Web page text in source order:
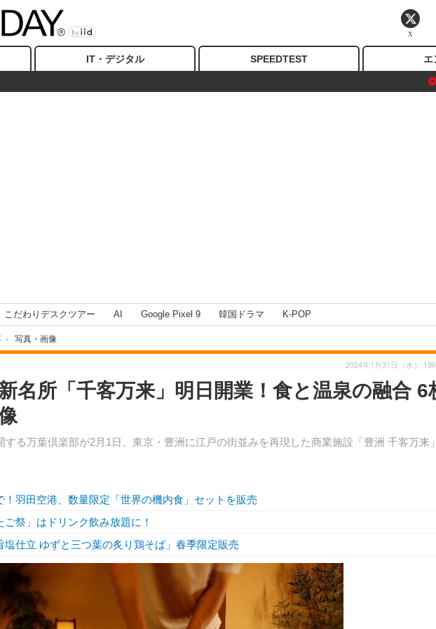
IT・デジタル SPEEDTEST エ
こだわりデスクツアー AI Google Pixel 9 韓国ドラマ K-POP
› 写真・画像
名所「千客万来」明日開業！食と温泉の融合 6
する万葉倶楽部が2月1日、東京・豊洲に江戸の街並みを再現した商業施設「豊洲 千客万来
2024年1月31日（水） 19
！羽田空港、数量限定「世界の機内食」セットを販売
祭」はドリンク飲み放題に！
塩仕立 ゆずと三つ葉の炙り鶏そば」春季限定販売
X